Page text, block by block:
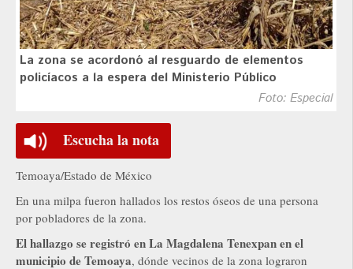
La zona se acordonó al resguardo de elementos
policíacos a la espera del Ministerio Público
Foto: Especial
Escucha la nota
Temoaya/Estado de México
En una milpa fueron hallados los restos óseos de una persona
por pobladores de la zona.
El hallazgo se registró en La Magdalena Tenexpan en el
municipio de Temoaya, dónde vecinos de la zona lograron